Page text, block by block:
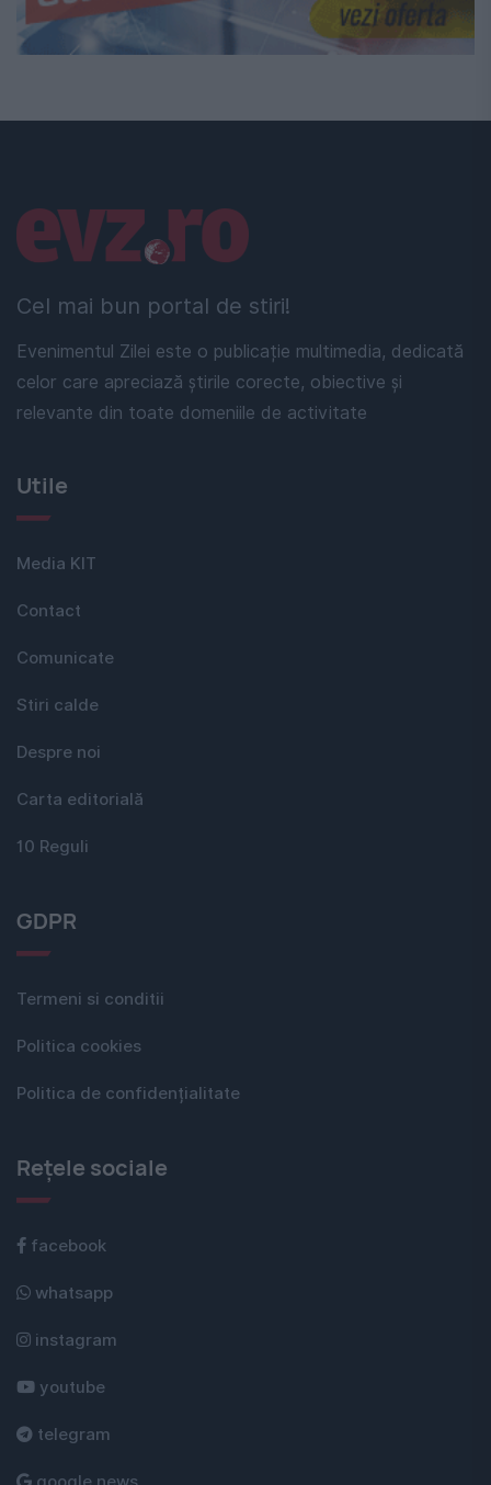
Cel mai bun portal de stiri!
Evenimentul Zilei este o publicație multimedia, dedicată
celor care apreciază știrile corecte, obiective și
relevante din toate domeniile de activitate
Linkuri utile
Utile
Media KIT
Contact
Comunicate
Stiri calde
Despre noi
Carta editorială
10 Reguli
GDPR
Termeni si conditii
Politica cookies
Politica de confidențialitate
Rețele sociale
facebook
whatsapp
instagram
youtube
telegram